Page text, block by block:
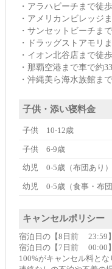
・アラハビーチまで徒
・アメリカンビレッジ
・サンセットビーチま
・ドラッグストアモリ
・イオン北谷店まで徒
・那覇空港まで車で約
・沖縄美ら海水族館ま
子供・添い寝料金
子供 10-12歳
子供 6-9歳
幼児 0-5歳（布団あり）
幼児 0-5歳（食事・布団
キャンセルポリシー
宿泊日の【8日前 23:59
宿泊日の【7日前 00:00
100%がキャンセル料とな